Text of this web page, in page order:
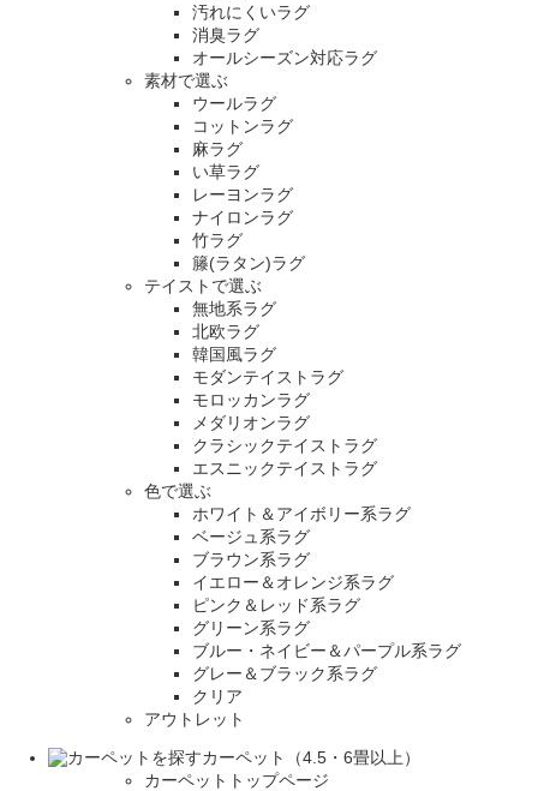
汚れにくいラグ
消臭ラグ
オールシーズン対応ラグ
素材で選ぶ
ウールラグ
コットンラグ
麻ラグ
い草ラグ
レーヨンラグ
ナイロンラグ
竹ラグ
籐(ラタン)ラグ
テイストで選ぶ
無地系ラグ
北欧ラグ
韓国風ラグ
モダンテイストラグ
モロッカンラグ
メダリオンラグ
クラシックテイストラグ
エスニックテイストラグ
色で選ぶ
ホワイト＆アイボリー系ラグ
ベージュ系ラグ
ブラウン系ラグ
イエロー＆オレンジ系ラグ
ピンク＆レッド系ラグ
グリーン系ラグ
ブルー・ネイビー＆パープル系ラグ
グレー＆ブラック系ラグ
クリア
アウトレット
カーペット（4.5・6畳以上）
カーペットトップページ